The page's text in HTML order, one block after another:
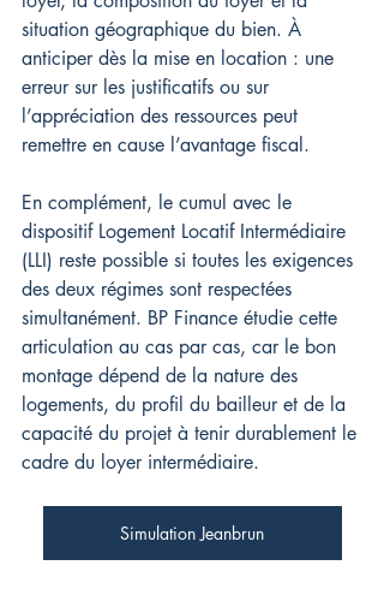
situation géographique du bien. À
anticiper dès la mise en location : une
erreur sur les justificatifs ou sur
l’appréciation des ressources peut
remettre en cause l’avantage fiscal.
En complément, le cumul avec le
dispositif Logement Locatif Intermédiaire
(LLI) reste possible si toutes les exigences
des deux régimes sont respectées
simultanément. BP Finance étudie cette
articulation au cas par cas, car le bon
montage dépend de la nature des
logements, du profil du bailleur et de la
capacité du projet à tenir durablement le
cadre du loyer intermédiaire.
Simulation Jeanbrun